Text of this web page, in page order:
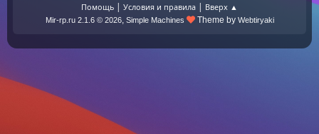
Помощь | Условия и правила | Вверх ▲
Mir-rp.ru 2.1.6 © 2026, Simple Machines Theme by Webtiryaki